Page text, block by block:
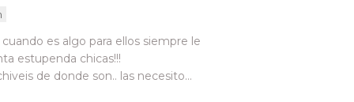
es algo para ellos siempre le
estupenda chicas!!!
de donde son.. las necesito…